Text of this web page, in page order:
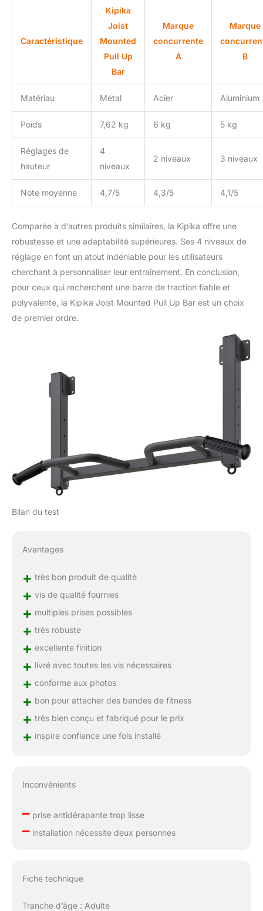
poignées en mousse
souple qui offrent
confort et stabilité
pendant que vous faites
de l'exercice.
Caractéristique
Kipika
Joist
Mounted
Pull Up
Bar
Marque
concurrente
A
Marque
B
Matériau Métal Acier Aluminium
Poids 7,62 kg 6 kg 5 kg
Réglages de
hauteur
4
niveaux
2 niveaux 3 niveaux
Note moyenne 4,7/5 4,3/5 4,1/5
Comparée à d’autres produits similaires, la Kipika offre une
robustesse et une adaptabilité supérieures. Ses 4 niveaux de
réglage en font un atout indéniable pour les utilisateurs
cherchant à personnaliser leur entraînement. En conclusion,
pour ceux qui recherchent une barre de traction fiable et
polyvalente, la Kipika Joist Mounted Pull Up Bar est un choix
de premier ordre.
Bilan du test
Avantages
+ très bon produit de qualité
+ vis de qualité fournies
+ multiples prises possibles
+ très robuste
+ excellente finition
+ livré avec toutes les vis nécessaires
+ conforme aux photos
+ bon pour attacher des bandes de fitness
+ très bien conçu et fabriqué pour le prix
+ inspire confiance une fois installé
Inconvénients
–prise antidérapante trop lisse
–installation nécessite deux personnes
Fiche technique
Tranche d’âge : Adulte